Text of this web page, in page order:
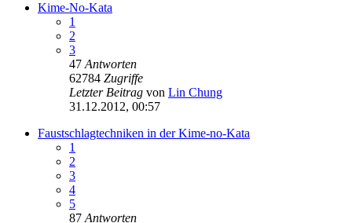
Kime-No-Kata
1
2
3
47 Antworten
62784 Zugriffe
Letzter Beitrag von Lin Chung
31.12.2012, 00:57
Faustschlagtechniken in der Kime-no-Kata
1
2
3
4
5
87 Antworten